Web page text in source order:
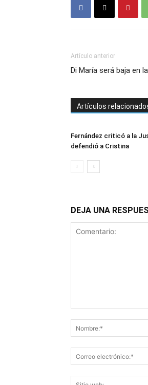
Artículo anterior
Di María será baja en
Artículos
Fernández criticó a la
defendió a Cristina
DEJA UNA